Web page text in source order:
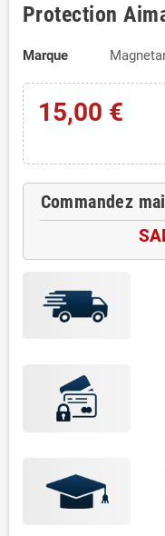
Protection
Marque
15,00 €
Commandez